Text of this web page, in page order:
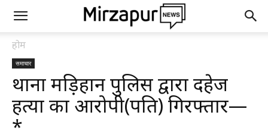
होम
समाचार
थाना मड़िहान पुलिस द्वारा दहेज
हत्या का आरोपी(पति) गिरफ्तार—
*